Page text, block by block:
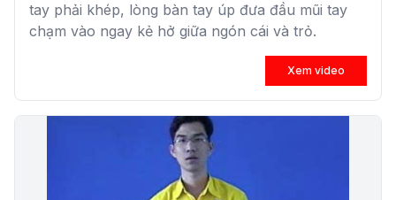
tay phải khép, lòng bàn tay úp đưa đầu mũi tay
chạm vào ngay kẻ hở giữa ngón cái và trỏ.
Xem video